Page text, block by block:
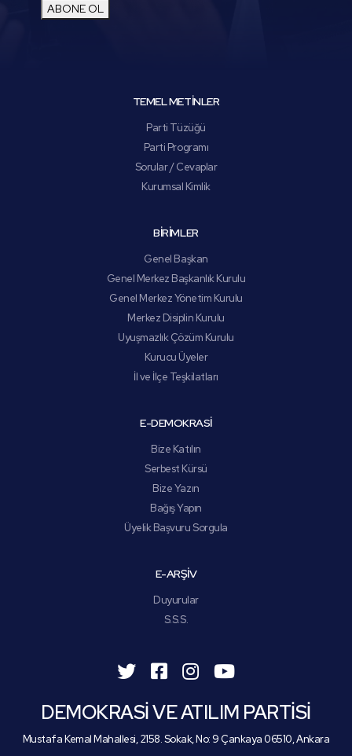
ABONE OL
TEMEL METİNLER
Parti Tüzüğü
Parti Programı
Sorular / Cevaplar
Kurumsal Kimlik
BİRİMLER
Genel Başkan
Genel Merkez Başkanlık Kurulu
Genel Merkez Yönetim Kurulu
Merkez Disiplin Kurulu
Uyuşmazlık Çözüm Kurulu
Kurucu Üyeler
İl ve İlçe Teşkilatları
E-DEMOKRASİ
Bize Katılın
Serbest Kürsü
Bize Yazın
Bağış Yapın
Üyelik Başvuru Sorgula
E-ARŞİV
Duyurular
S.S.S.
DEMOKRASİ VE ATILIM PARTİSİ
Mustafa Kemal Mahallesi, 2158. Sokak, No: 9 Çankaya 06510, Ankara